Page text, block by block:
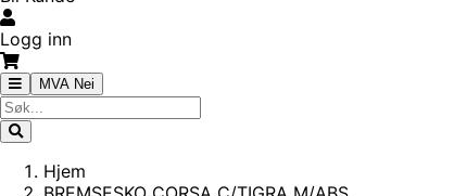
Logg inn
MVA Nei
Hjem